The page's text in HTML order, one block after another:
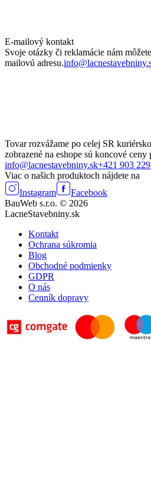
E-mailový kontakt
Svoje otázky či reklamácie nám
mailovú adresu.
Tovar rozvážame po celej SR
zobrazené na eshope sú koncové
info@lacnestavebniny.sk+421 903 229
Viac o našich produktoch nájdete na
Instagram
Facebook
BauWeb s.r.o. © 2026
LacneStavebniny.sk
Kontakt
Ochrana súkromia
Blog
Obchodné podmienky
GDPR
O nás
Cenník dopravy